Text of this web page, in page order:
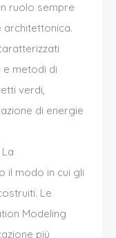
ruolo sempre
architettonica.
e metodi di
verdi,
di energie
La
il modo in cui gli
Le
Modeling
più